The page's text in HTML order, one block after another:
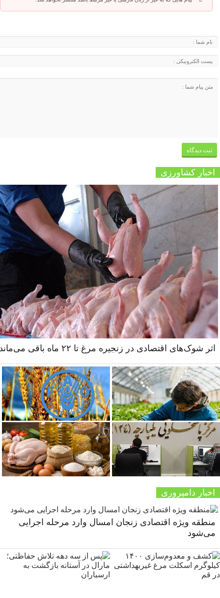
اخبار کشاورزی
اثر شوک‌های اقتصادی در زنجیره مرغ تا ۲۲ ماه باقی می‌ماند
اخبار دامپروری
منطقه ویژه اقتصادی زنجان امسال وارد مرحله اجرایی
می‌شود